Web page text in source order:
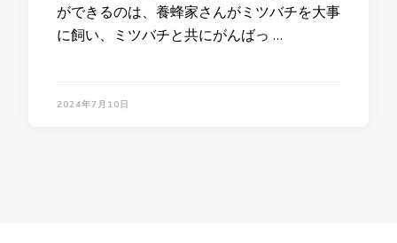
ができるのは、養蜂家さんがミツバチを大事
に飼い、ミツバチと共にがんばっ …
2024年7月10日